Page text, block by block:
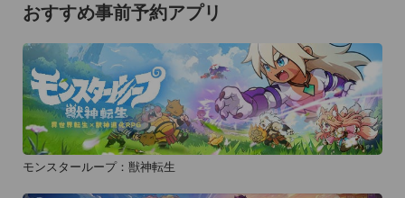
おすすめ事前予約アプリ
モンスターループ：獣神転生